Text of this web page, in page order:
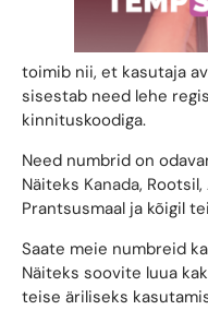
toimib nii, et kasutaja
sisestab need lehe
kinnituskoodiga.
Need numbrid on
Näiteks Kanada,
Prantsusmaal ja kõigil
Saate meie numbreid
Näiteks soovite luua
teise äriliseks